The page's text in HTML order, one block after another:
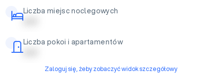
Liczba miejsc noclegowych
| | | | |
Liczba pokoi i apartamentów
| | | | |
Zaloguj się, żeby zobaczyć widok szczegółowy